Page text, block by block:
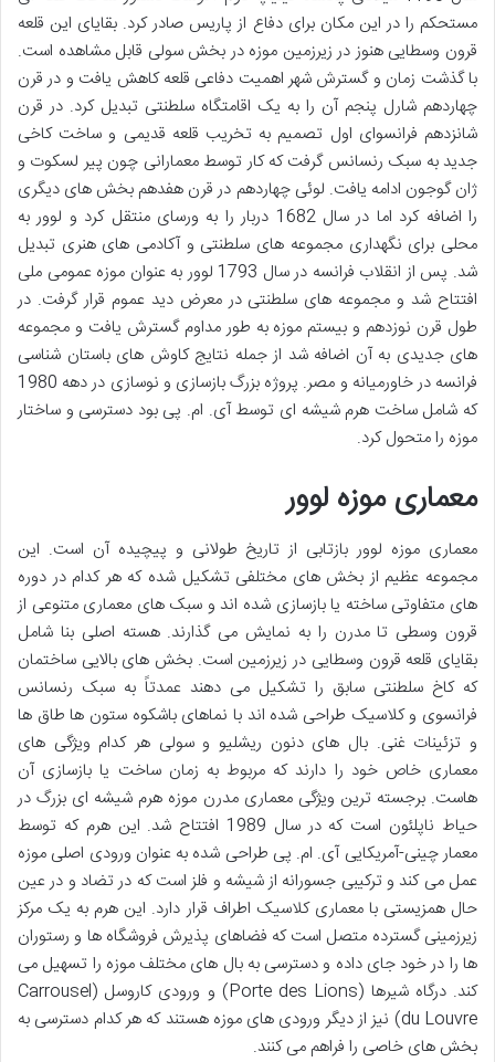
مستحکم را در این مکان برای دفاع از پاریس صادر کرد. بقایای این قلعه
قرون وسطایی هنوز در زیرزمین موزه در بخش سولی قابل مشاهده است.
با گذشت زمان و گسترش شهر اهمیت دفاعی قلعه کاهش یافت و در قرن
چهاردهم شارل پنجم آن را به یک اقامتگاه سلطنتی تبدیل کرد. در قرن
شانزدهم فرانسوای اول تصمیم به تخریب قلعه قدیمی و ساخت کاخی
جدید به سبک رنسانس گرفت که کار توسط معمارانی چون پیر لسکوت و
ژان گوجون ادامه یافت. لوئی چهاردهم در قرن هفدهم بخش های دیگری
را اضافه کرد اما در سال 1682 دربار را به ورسای منتقل کرد و لوور به
محلی برای نگهداری مجموعه های سلطنتی و آکادمی های هنری تبدیل
شد. پس از انقلاب فرانسه در سال 1793 لوور به عنوان موزه عمومی ملی
افتتاح شد و مجموعه های سلطنتی در معرض دید عموم قرار گرفت. در
طول قرن نوزدهم و بیستم موزه به طور مداوم گسترش یافت و مجموعه
های جدیدی به آن اضافه شد از جمله نتایج کاوش های باستان شناسی
فرانسه در خاورمیانه و مصر. پروژه بزرگ بازسازی و نوسازی در دهه 1980
که شامل ساخت هرم شیشه ای توسط آی. ام. پی بود دسترسی و ساختار
موزه را متحول کرد.
معماری موزه لوور
معماری موزه لوور بازتابی از تاریخ طولانی و پیچیده آن است. این
مجموعه عظیم از بخش های مختلفی تشکیل شده که هر کدام در دوره
های متفاوتی ساخته یا بازسازی شده اند و سبک های معماری متنوعی از
قرون وسطی تا مدرن را به نمایش می گذارند. هسته اصلی بنا شامل
بقایای قلعه قرون وسطایی در زیرزمین است. بخش های بالایی ساختمان
که کاخ سلطنتی سابق را تشکیل می دهند عمدتاً به سبک رنسانس
فرانسوی و کلاسیک طراحی شده اند با نماهای باشکوه ستون ها طاق ها
و تزئینات غنی. بال های دنون ریشلیو و سولی هر کدام ویژگی های
معماری خاص خود را دارند که مربوط به زمان ساخت یا بازسازی آن
هاست. برجسته ترین ویژگی معماری مدرن موزه هرم شیشه ای بزرگ در
حیاط ناپلئون است که در سال 1989 افتتاح شد. این هرم که توسط
معمار چینی-آمریکایی آی. ام. پی طراحی شده به عنوان ورودی اصلی موزه
عمل می کند و ترکیبی جسورانه از شیشه و فلز است که در تضاد و در عین
حال همزیستی با معماری کلاسیک اطراف قرار دارد. این هرم به یک مرکز
زیرزمینی گسترده متصل است که فضاهای پذیرش فروشگاه ها و رستوران
ها را در خود جای داده و دسترسی به بال های مختلف موزه را تسهیل می
کند. درگاه شیرها (Porte des Lions) و ورودی کاروسل (Carrousel
du Louvre) نیز از دیگر ورودی های موزه هستند که هر کدام دسترسی به
بخش های خاصی را فراهم می کنند.